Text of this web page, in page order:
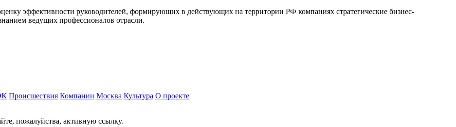
эффективности руководителей, формирующих в действующих на территории РФ компаниях стратегические бизнес-
ведущих профессионалов отрасли.
Происшествия Компании Москва Культура О проекте
пожалуйства, активную ссылку.